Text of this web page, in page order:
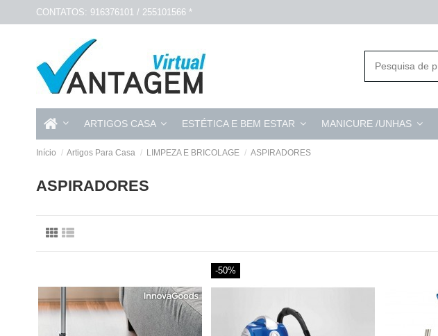
CONTATOS: 916376101 / 255101566 *
ARTIGOS CASA ESTÉTICA E BEM ESTAR MANICURE /UNHAS
Início Artigos Para Casa LIMPEZA E BRICOLAGE ASPIRADORES
ASPIRADORES
-50%